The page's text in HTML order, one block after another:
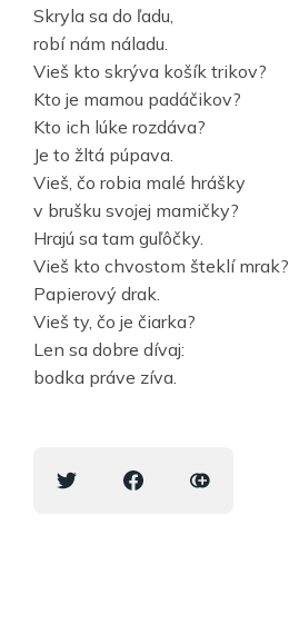
Skryla sa do ľadu,
robí nám náladu.
Vieš kto skrýva košík trikov?
Kto je mamou padáčikov?
Kto ich lúke rozdáva?
Je to žltá púpava.
Vieš, čo robia malé hrášky
v brušku svojej mamičky?
Hrajú sa tam guľôčky.
Vieš kto chvostom šteklí mrak?
Papierový drak.
Vieš ty, čo je čiarka?
Len sa dobre dívaj:
bodka práve zíva.